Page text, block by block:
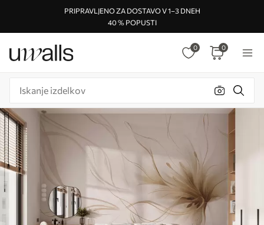
PRIPRAVLJENO ZA DOSTAVO V 1–3 DNEH
40 % POPUSTI
0 0